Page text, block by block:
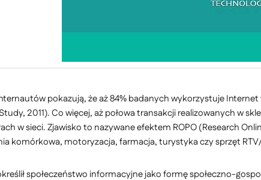
pokazują, że aż 84% badanych wykorzystuje Internet
2011). Co więcej, aż połowa transakcji realizowanych w
w sieci. Zjawisko to nazywane efektem ROPO (Research
komórkowa, motoryzacja, farmacja, turystyka czy sprzęt
społeczeństwo informacyjne jako formę społeczno-